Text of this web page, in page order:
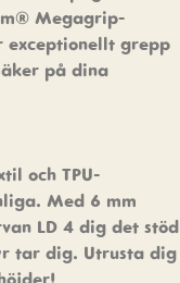
Megagrip-
exceptionellt grepp
på dina
och TPU-
Med 6 mm
LD 4 dig det stöd
tar dig. Utrusta dig